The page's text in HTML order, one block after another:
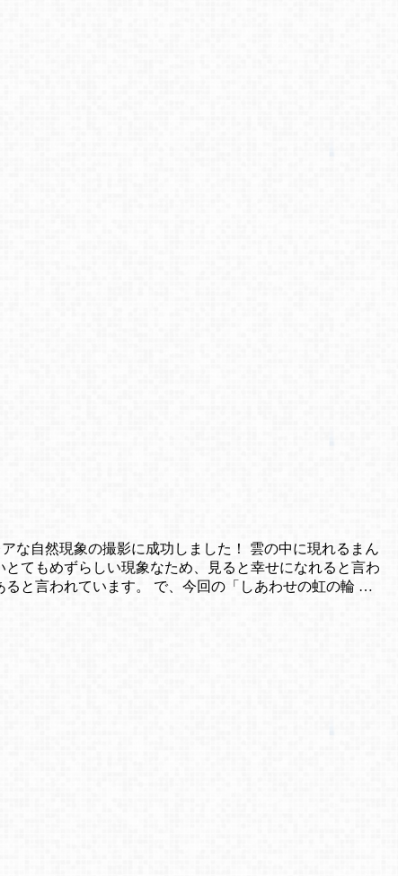
な自然現象の撮影に成功しました！ 雲の中に現れるまん
てもめずらしい現象なため、見ると幸せになれると言わ
と言われています。 で、今回の「しあわせの虹の輪 …